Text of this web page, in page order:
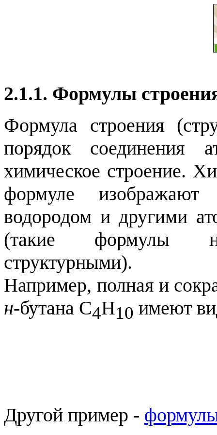
2.1.1. Формулы
Формула строения
порядок соединения
химическое строение.
формуле
водородом и другими
(такие формулы
структурными).
Например, полная и
н-бутана C4H10 имеют
Другой пример -